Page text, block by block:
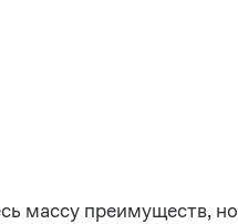
массу преимуществ,